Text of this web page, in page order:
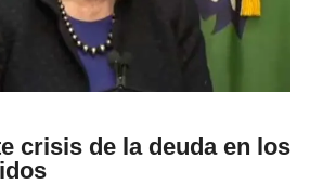
crisis de la deuda en los